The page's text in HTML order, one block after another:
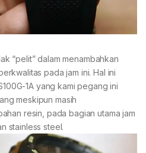
“pelit” dalam menambahkan
pada jam ini. Hal ini
1A yang kami pegang ini
meskipun masih
resin, pada bagian utama jam
stainless steel.